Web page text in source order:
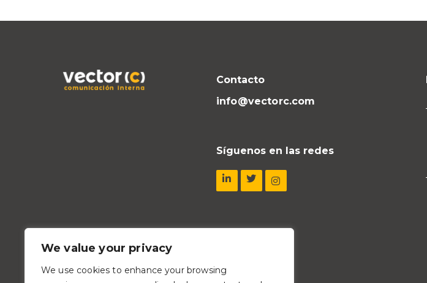
We value your privacy
We use cookies to enhance your browsing
Contacto
info@vectorc.com
Síguenos en las redes